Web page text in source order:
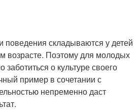
складываются у детей
возрасте. Поэтому для молодых
о культуре своего
пример в сочетании с
непременно даст